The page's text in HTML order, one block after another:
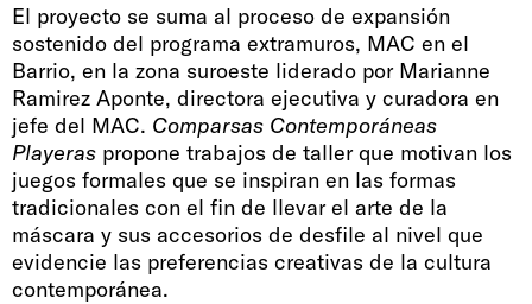
El proyecto se suma al proceso de expansión
sostenido del programa extramuros, MAC en el
Barrio, en la zona suroeste liderado por Marianne
Ramirez Aponte, directora ejecutiva y curadora en
jefe del MAC. Comparsas Contemporáneas
Playeras propone trabajos de taller que motivan los
juegos formales que se inspiran en las formas
tradicionales con el fin de llevar el arte de la
máscara y sus accesorios de desfile al nivel que
evidencie las preferencias creativas de la cultura
contemporánea.